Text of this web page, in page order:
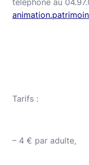
téléphone au
Tarifs :
– 4 € par adulte,